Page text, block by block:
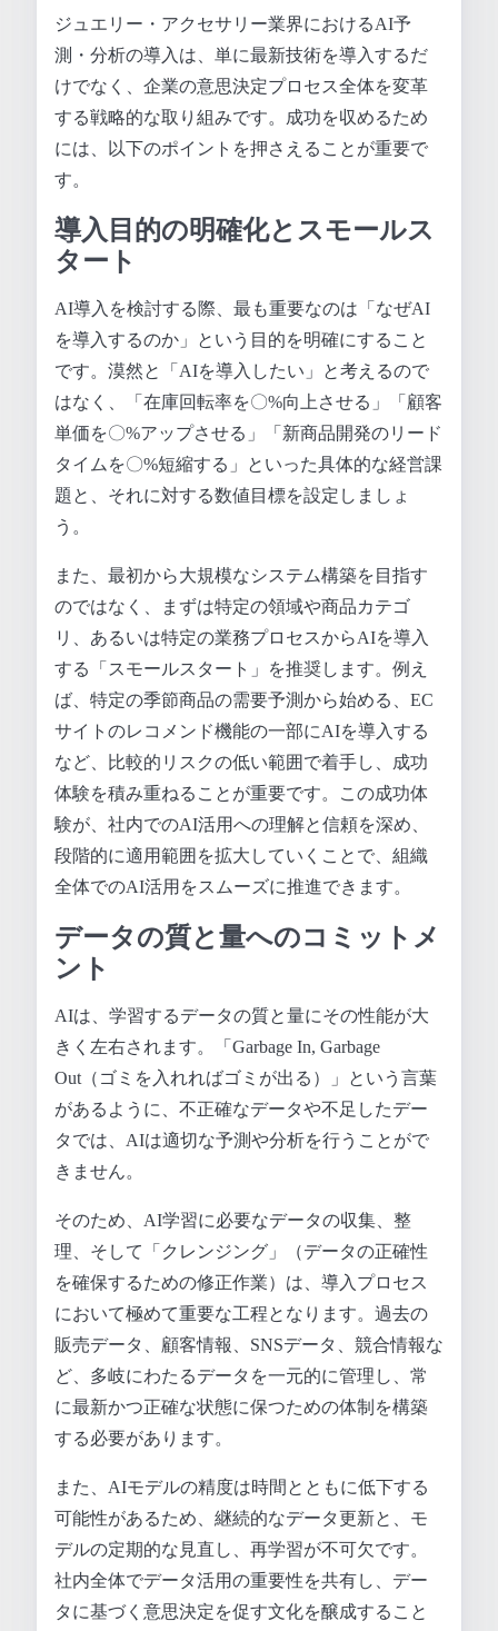
ジュエリー・アクセサリー業界におけるAI予
測・分析の導入は、単に最新技術を導入するだ
けでなく、企業の意思決定プロセス全体を変革
する戦略的な取り組みです。成功を収めるため
には、以下のポイントを押さえることが重要で
す。
導入目的の明確化とスモールス
タート
AI導入を検討する際、最も重要なのは「なぜAI
を導入するのか」という目的を明確にすること
です。漠然と「AIを導入したい」と考えるので
はなく、「在庫回転率を〇%向上させる」「顧客
単価を〇%アップさせる」「新商品開発のリード
タイムを〇%短縮する」といった具体的な経営課
題と、それに対する数値目標を設定しましょ
う。
また、最初から大規模なシステム構築を目指す
のではなく、まずは特定の領域や商品カテゴ
リ、あるいは特定の業務プロセスからAIを導入
する「スモールスタート」を推奨します。例え
ば、特定の季節商品の需要予測から始める、EC
サイトのレコメンド機能の一部にAIを導入する
など、比較的リスクの低い範囲で着手し、成功
体験を積み重ねることが重要です。この成功体
験が、社内でのAI活用への理解と信頼を深め、
段階的に適用範囲を拡大していくことで、組織
全体でのAI活用をスムーズに推進できます。
データの質と量へのコミットメ
ント
AIは、学習するデータの質と量にその性能が大
きく左右されます。「Garbage In, Garbage
Out（ゴミを入れればゴミが出る）」という言葉
があるように、不正確なデータや不足したデー
タでは、AIは適切な予測や分析を行うことがで
きません。
そのため、AI学習に必要なデータの収集、整
理、そして「クレンジング」（データの正確性
を確保するための修正作業）は、導入プロセス
において極めて重要な工程となります。過去の
販売データ、顧客情報、SNSデータ、競合情報な
ど、多岐にわたるデータを一元的に管理し、常
に最新かつ正確な状態に保つための体制を構築
する必要があります。
また、AIモデルの精度は時間とともに低下する
可能性があるため、継続的なデータ更新と、モ
デルの定期的な見直し、再学習が不可欠です。
社内全体でデータ活用の重要性を共有し、デー
タに基づく意思決定を促す文化を醸成すること